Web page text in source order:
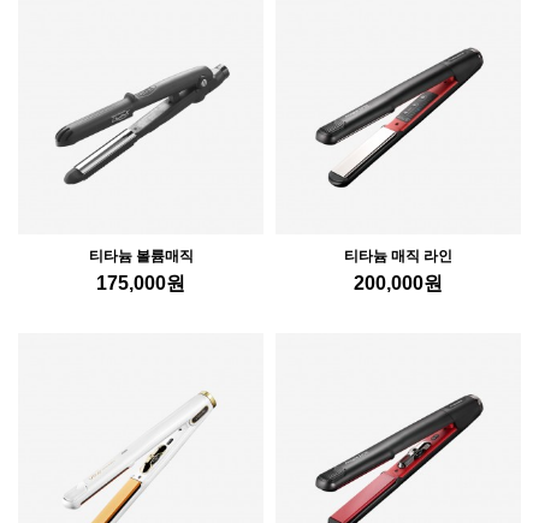
티타늄 볼륨매직
175,000원
티타늄 매직 라인
200,000원